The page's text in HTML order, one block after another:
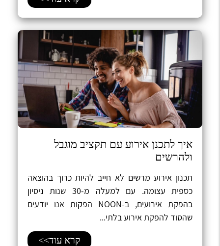
איך לתכנן אירוע עם תקציב מוגבל
ולהרשים
תכנון אירוע מרשים לא חייב להיות כרוך בהוצאה
כספית עצומה. עם למעלה מ-30 שנות ניסיון
בהפקת אירועים, ב-NOON הפקות אנו יודעים
שהסוד להפקת אירוע בלתי...
קרא עוד>>